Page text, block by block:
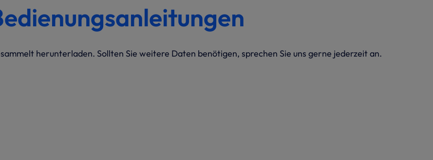
herunterladen. Sollten Sie weitere Daten benötigen, sprechen Sie uns gerne jederzeit an.